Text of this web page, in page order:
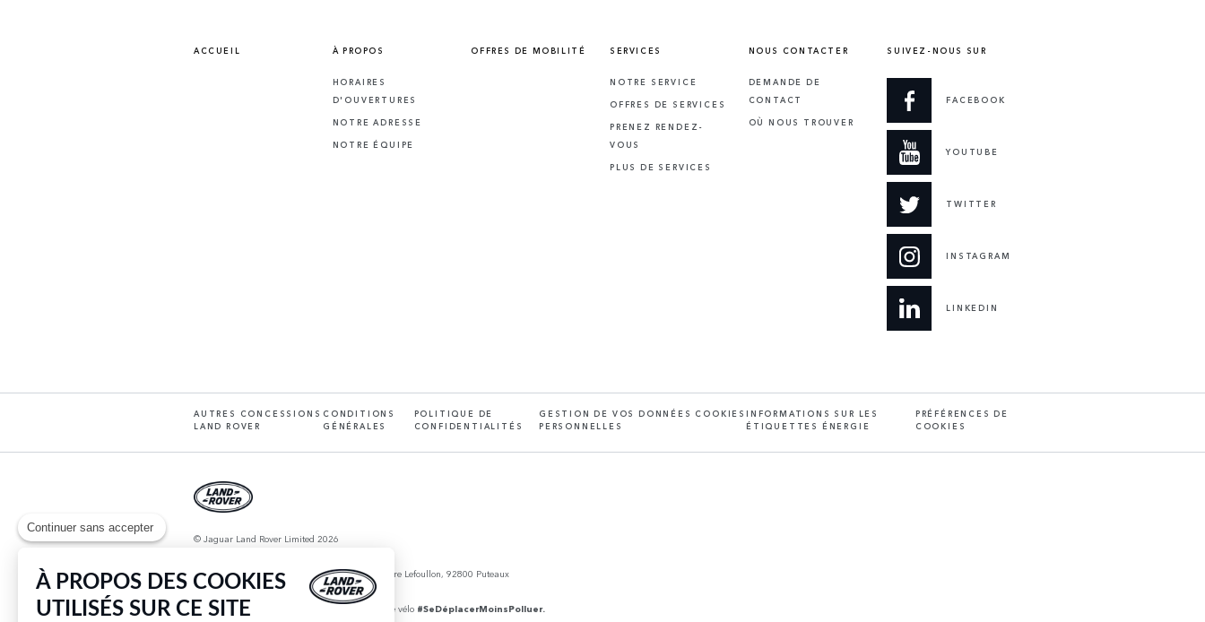
Continuer sans accepter
À PROPOS DES COOKIES
UTILISÉS SUR CE SITE
ACCUEIL À PROPOS
HORAIRES
D'OUVERTURES
NOTRE ADRESSE
NOTRE ÉQUIPE
OFFRES DE MOBILITÉ SERVICES
NOTRE SERVICE
OFFRES DE SERVICES
PRENEZ RENDEZ-
VOUS
PLUS DE SERVICES
NOUS CONTACTER
DEMANDE DE
CONTACT
OÙ NOUS TROUVER
SUIVEZ-NOUS SUR
FACEBOOK
YOUTUBE
TWITTER
INSTAGRAM
LINKEDIN
AUTRES CONCESSIONS
LAND ROVER
CONDITIONS
GÉNÉRALES
POLITIQUE DE
CONFIDENTIALITÉS
GESTION DE VOS DONNÉES
PERSONNELLES
COOKIES INFORMATIONS SUR LES
ÉTIQUETTES ÉNERGIE
PRÉFÉRENCES DE
COOKIES
© Jaguar Land Rover Limited 2026
JLR France, Tour Défense Plaza, 23 rue Delarivière Lefoullon, 92800 Puteaux
Pour les trajets courts, privilégiez la marche ou le vélo #SeDéplacerMoinsPolluer.